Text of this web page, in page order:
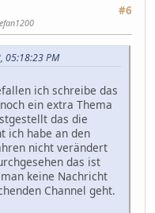
#6
05:18:23 PM
ich schreibe das
ein extra Thema
das die
ich habe an den
nicht verändert
das ist
keine Nachricht
Channel geht.